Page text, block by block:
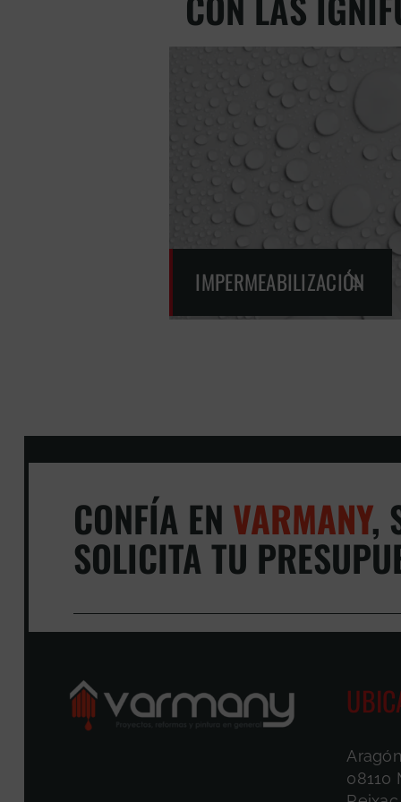
IMPERMEABILIZACIÓN
CONFÍA EN VARMANY,
SOLICITA TU
08110